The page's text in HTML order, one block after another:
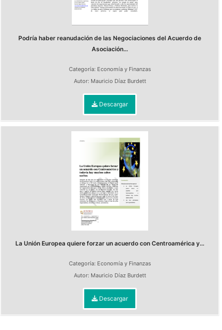
Podría haber reanudación de las Negociaciones del Acuerdo de
Asociación...
Categoría: Economía y Finanzas
Autor: Mauricio Díaz Burdett
Descargar
La Unión Europea quiere forzar un acuerdo con Centroamérica y...
Categoría: Economía y Finanzas
Autor: Mauricio Díaz Burdett
Descargar